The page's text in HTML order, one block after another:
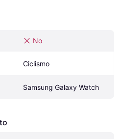
No
Ciclismo
Samsung Galaxy Watch